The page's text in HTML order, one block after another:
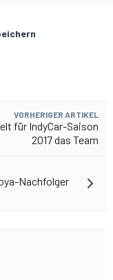
VORHERIGER ARTIKEL
für IndyCar-Saison
2017 das Team
Nachfolger